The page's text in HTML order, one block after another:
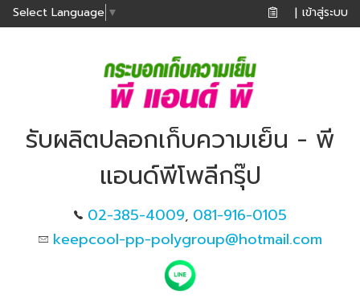
Select Language ▼ | เข้าสู่ระบบ
รับผลิตปลอกเก็บความเย็น - พี
แอนด์พีโพลีกรุ๊ป
02-385-4009, 081-916-0105
keepcool-pp-polygroup@hotmail.com